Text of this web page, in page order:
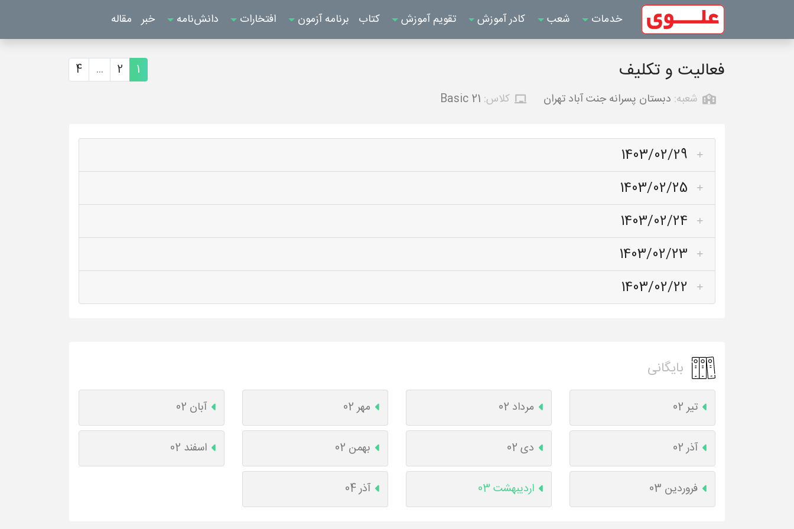
خدمات شعب کادر آموزش تقویم آموزش کتاب برنامه آزمون افتخارات دانش‌نامه خبر مقاله
فعالیت و تکلیف 1
2
...
4
شعبه: دبستان پسرانه جنت آباد تهران کلاس: Basic 21
1403/02/29
1403/02/25
1403/02/24
1403/02/23
1403/02/22
بایگانی
تیر 02 مرداد 02 مهر 02 آبان 02
آذر 02 دی 02 بهمن 02 اسفند 02
فروردین 03 اردیبهشت 03 آذر 04